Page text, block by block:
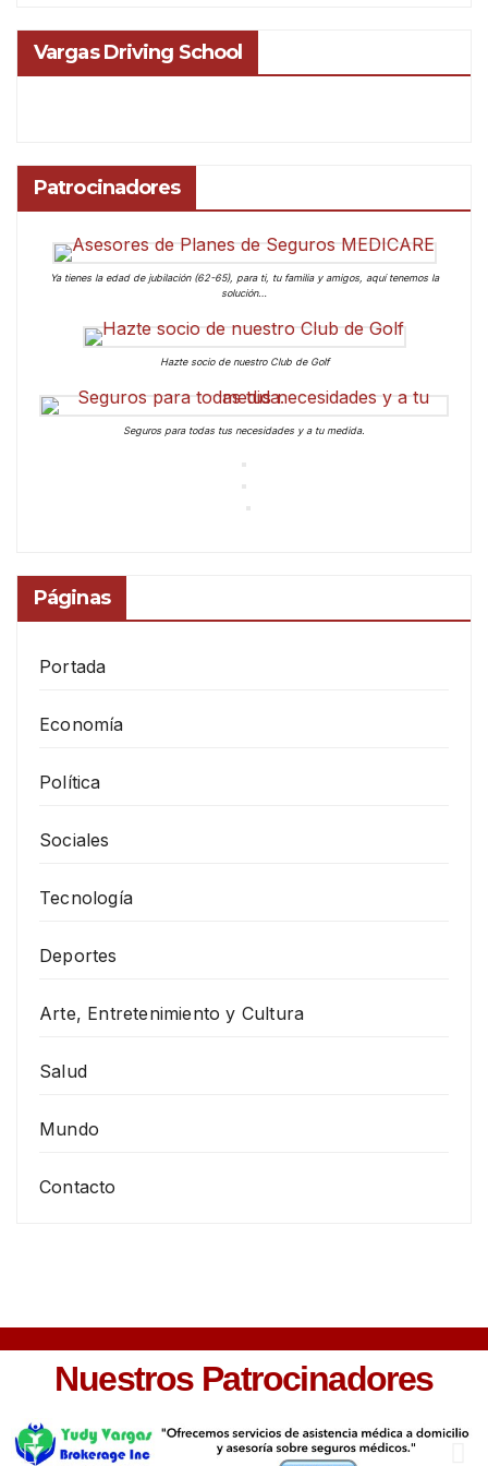
Vargas Driving School
Patrocinadores
Ya tienes la edad de jubilación (62-65), para ti, tu familia y amigos, aquí tenemos la
solución…
Hazte socio de nuestro Club de Golf
Seguros para todas tus necesidades y a tu medida.
Páginas
Portada
Economía
Política
Sociales
Tecnología
Deportes
Arte, Entretenimiento y Cultura
Salud
Mundo
Contacto
Nuestros Patrocinadores